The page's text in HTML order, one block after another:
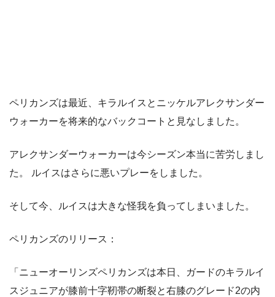
ペリカンズは最近、キラルイスとニッケルアレクサンダー
ウォーカーを将来的なバックコートと見なしました。
アレクサンダーウォーカーは今シーズン本当に苦労しまし
た。 ルイスはさらに悪いプレーをしました。
そして今、ルイスは大きな怪我を負ってしまいました。
ペリカンズのリリース：
「ニューオーリンズペリカンズは本日、ガードのキラルイ
スジュニアが膝前十字靭帯の断裂と右膝のグレード2の内